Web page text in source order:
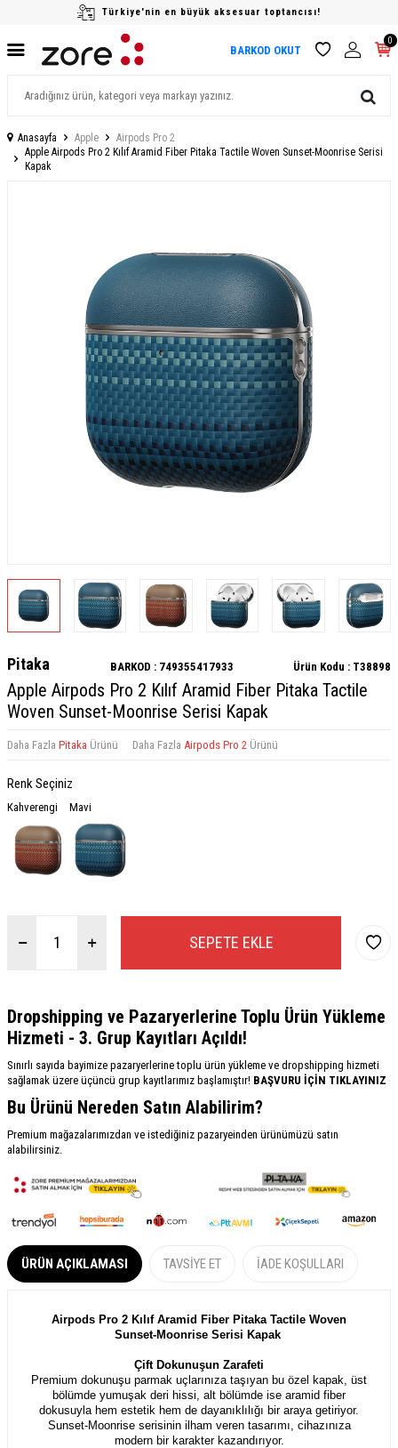
Türkiye'nin en büyük aksesuar toptancısı!
BARKOD OKUT
0
Anasayfa Apple
Airpods Pro 2
Apple Airpods Pro 2 Kılıf Aramid Fiber Pitaka Tactile Woven Sunset-Moonrise Serisi
Kapak
Pitaka BARKOD : 749355417933 Ürün Kodu : T38898
Apple Airpods Pro 2 Kılıf Aramid Fiber Pitaka Tactile
Woven Sunset-Moonrise Serisi Kapak
Daha Fazla Pitaka Ürünü Daha Fazla Airpods Pro 2 Ürünü
Renk Seçiniz
Kahverengi Mavi
SEPETE EKLE
Dropshipping ve Pazaryerlerine Toplu Ürün Yükleme
Hizmeti - 3. Grup Kayıtları Açıldı!
Sınırlı sayıda bayimize pazaryerlerine toplu ürün yükleme ve dropshipping hizmeti
sağlamak üzere üçüncü grup kayıtlarımız başlamıştır! BAŞVURU İÇİN TIKLAYINIZ
Bu Ürünü Nereden Satın Alabilirim?
Premium mağazalarımızdan ve istediğiniz pazaryeinden ürünümüzü satın
alabilirsiniz.
ÜRÜN AÇIKLAMASI TAVSIYE ET İADE KOŞULLARI
Airpods Pro 2 Kılıf Aramid Fiber Pitaka Tactile Woven
Sunset-Moonrise Serisi Kapak
Çift Dokunuşun Zarafeti
Premium dokunuşu parmak uçlarınıza taşıyan bu özel kapak, üst
bölümde yumuşak deri hissi, alt bölümde ise aramid fiber
dokusuyla hem estetik hem de dayanıklılığı bir araya getiriyor.
Sunset-Moonrise serisinin ilham veren tasarımı, cihazınıza
modern bir karakter kazandırıyor.